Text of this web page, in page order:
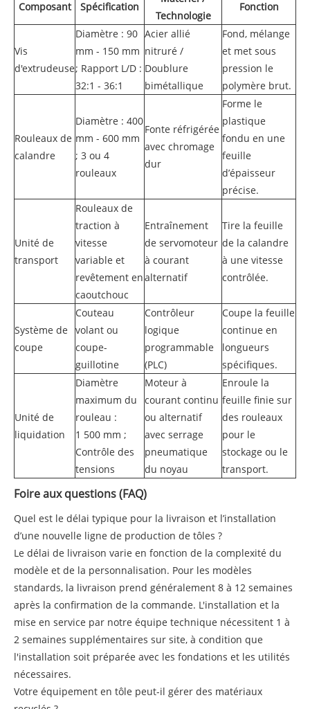
Composant Spécification
Technologie
Fonction
Vis
d'extrudeuse
Diamètre : 90
mm - 150 mm
; Rapport L/D :
32:1 - 36:1
Acier allié
nitruré /
Doublure
bimétallique
Fond, mélange
et met sous
pression le
polymère brut.
Rouleaux de
calandre
Diamètre : 400
mm - 600 mm
; 3 ou 4
rouleaux
Fonte réfrigérée
avec chromage
dur
Forme le
plastique
fondu en une
feuille
d’épaisseur
précise.
Unité de
transport
Rouleaux de
traction à
vitesse
variable et
revêtement en
caoutchouc
Entraînement
de servomoteur
à courant
alternatif
Tire la feuille
de la calandre
à une vitesse
contrôlée.
Système de
coupe
Couteau
volant ou
coupe-
guillotine
Contrôleur
logique
programmable
(PLC)
Coupe la feuille
continue en
longueurs
spécifiques.
Unité de
liquidation
Diamètre
maximum du
rouleau :
1 500 mm ;
Contrôle des
tensions
Moteur à
courant continu
ou alternatif
avec serrage
pneumatique
du noyau
Enroule la
feuille finie sur
des rouleaux
pour le
stockage ou le
transport.
Foire aux questions (FAQ)
Quel est le délai typique pour la livraison et l’installation
d’une nouvelle ligne de production de tôles ?
Le délai de livraison varie en fonction de la complexité du
modèle et de la personnalisation. Pour les modèles
standards, la livraison prend généralement 8 à 12 semaines
après la confirmation de la commande. L'installation et la
mise en service par notre équipe technique nécessitent 1 à
2 semaines supplémentaires sur site, à condition que
l'installation soit préparée avec les fondations et les utilités
nécessaires.
Votre équipement en tôle peut-il gérer des matériaux